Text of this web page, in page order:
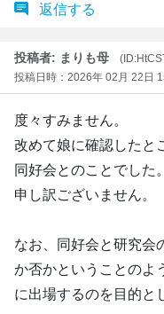
返信する
投稿者: まりも母
投稿日時：2026年 02月 22日
度々すみません。
改めて娘に確認したと
同好会とのことでした
申し訳ございません。
なお、同好会と研究会
か否かということのよ
に出場するのを目的と